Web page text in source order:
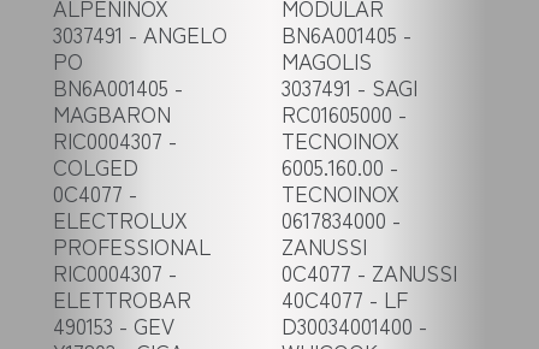
ALPENINOX
3037491 - ANGELO
PO
BN6A001405 -
MAGBARON
RIC0004307 -
COLGED
0C4077 -
ELECTROLUX
PROFESSIONAL
RIC0004307 -
ELETTROBAR
490153 - GEV
MODULAR
BN6A001405 -
MAGOLIS
3037491 - SAGI
RC01605000 -
TECNOINOX
6005.160.00 -
TECNOINOX
0617834000 -
ZANUSSI
0C4077 - ZANUSSI
40C4077 - LF
D30034001400 -